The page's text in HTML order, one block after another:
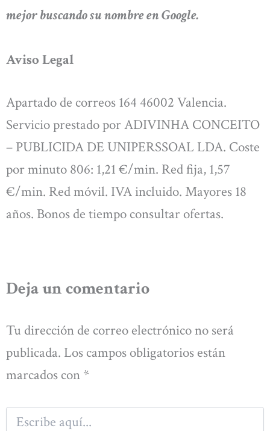
mejor buscando su nombre en Google.
Aviso Legal
Apartado de correos 164 46002 Valencia.
Servicio prestado por ADIVINHA CONCEITO
– PUBLICIDA DE UNIPERSSOAL LDA. Coste
por minuto 806: 1,21 €/min. Red fija, 1,57
€/min. Red móvil. IVA incluido. Mayores 18
años. Bonos de tiempo consultar ofertas.
Deja un comentario
Tu dirección de correo electrónico no será
publicada. Los campos obligatorios están
marcados con *
Escribe
aquí...